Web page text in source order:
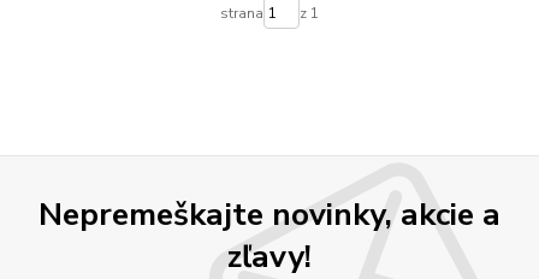
strana z 1
Nepremeškajte novinky, akcie a
zľavy!